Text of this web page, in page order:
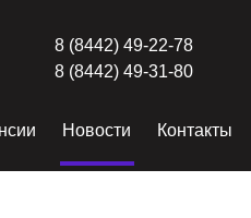
Новости Контакты
8 (8442) 49-22-78
8 (8442) 49-31-80